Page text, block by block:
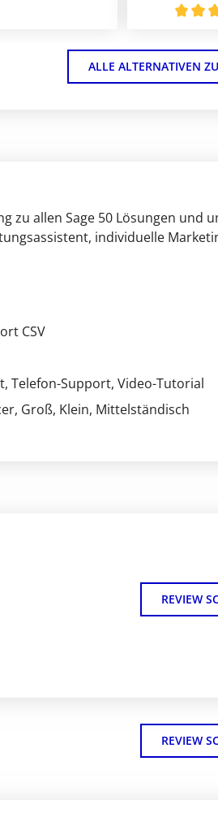
zu allen Sage 50 Lösungen
individuelle
CSV
, Telefon-Support, Video-Tutorial
, Groß, Klein, Mittelständisch
REVIEW
REVIEW
ALLE ALTERNATIVEN